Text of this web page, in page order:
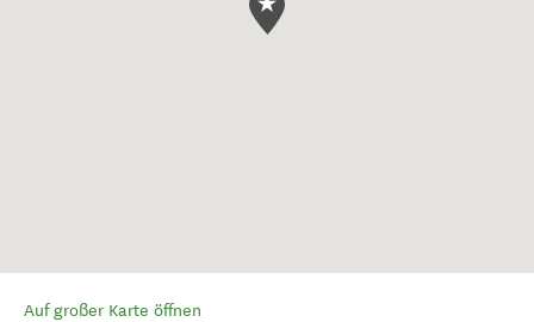
Auf großer Karte öffnen